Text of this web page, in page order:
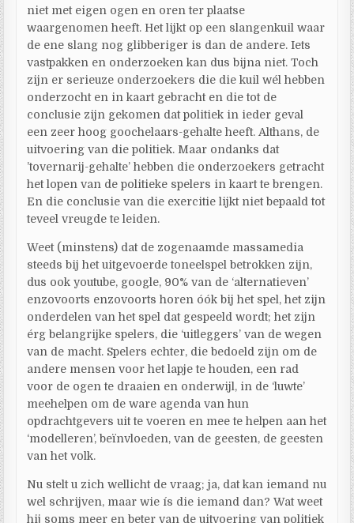
niet met eigen ogen en oren ter plaatse
waargenomen heeft. Het lijkt op een slangenkuil waar
de ene slang nog glibberiger is dan de andere. Iets
vastpakken en onderzoeken kan dus bijna niet. Toch
zijn er serieuze onderzoekers die die kuil wél hebben
onderzocht en in kaart gebracht en die tot de
conclusie zijn gekomen dat politiek in ieder geval
een zeer hoog goochelaars-gehalte heeft. Althans, de
uitvoering van die politiek. Maar ondanks dat
’tovernarij-gehalte’ hebben die onderzoekers getracht
het lopen van de politieke spelers in kaart te brengen.
En die conclusie van die exercitie lijkt niet bepaald tot
teveel vreugde te leiden.
Weet (minstens) dat de zogenaamde massamedia
steeds bij het uitgevoerde toneelspel betrokken zijn,
dus ook youtube, google, 90% van de ‘alternatieven’
enzovoorts enzovoorts horen óók bij het spel, het zijn
onderdelen van het spel dat gespeeld wordt; het zijn
érg belangrijke spelers, die ‘uitleggers’ van de wegen
van de macht. Spelers echter, die bedoeld zijn om de
andere mensen voor het lapje te houden, een rad
voor de ogen te draaien en onderwijl, in de ‘luwte’
meehelpen om de ware agenda van hun
opdrachtgevers uit te voeren en mee te helpen aan het
‘modelleren’, beïnvloeden, van de geesten, de geesten
van het volk.
Nu stelt u zich wellicht de vraag; ja, dat kan iemand nu
wel schrijven, maar wie ís die iemand dan? Wat weet
hij soms meer en beter van de uitvoering van politiek